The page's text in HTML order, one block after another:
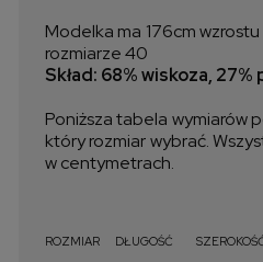
Modelka ma 176cm
rozmiarze 40
Skład: 68% wiskoza,
Poniższa tabela wymiarów
który rozmiar wybrać.
w centymetrach.
ROZMIAR DŁUGOŚĆ